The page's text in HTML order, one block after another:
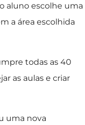
aluno escolhe uma
a área escolhida
todas as 40
as aulas e criar
uma nova